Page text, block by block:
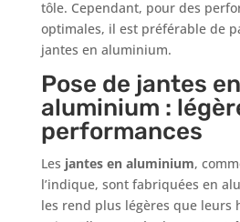
tôle. Cependant, pour des
optimales, il est préférable de
jantes en aluminium.
Pose de jantes en
aluminium :
performances
Les jantes en aluminium,
l’indique, sont fabriquées en
les rend plus légères que leurs